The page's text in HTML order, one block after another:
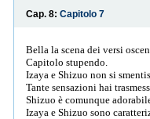
Cap. 8: Capitolo 7
Bella la scena dei versi
Capitolo stupendo.
Izaya e Shizuo non si
Tante sensazioni hai
Shizuo è comunque
Izaya e Shizuo sono